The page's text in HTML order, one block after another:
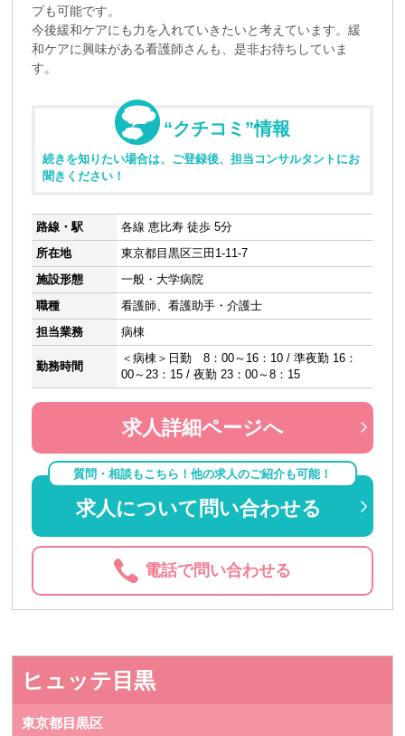
プも可能です。
今後緩和ケアにも力を入れていきたいと考えています。緩
和ケアに興味がある看護師さんも、是非お待ちしていま
す。
“クチコミ”情報
続きを知りたい場合は、ご登録後、担当コンサルタントにお
聞きください！
路線・駅
各線 恵比寿 徒歩 5分
所在地
東京都目黒区三田1-11-7
施設形態
一般・大学病院
職種
看護師、看護助手・介護士
担当業務
病棟
勤務時間
＜病棟＞日勤 8：00～16：10 / 準夜勤 16：
00～23：15 / 夜勤 23：00～8：15
求人詳細ページへ
質問・相談もこちら！他の求人のご紹介も可能！
求人について問い合わせる
電話で問い合わせる
ヒュッテ目黒
東京都目黒区